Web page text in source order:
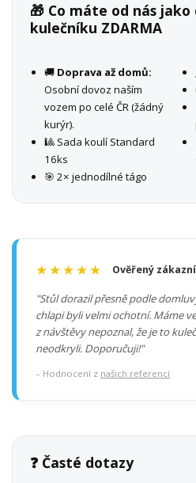
🎁 Co máte od nás
kulečníku ZDARMA
🚚 Doprava až domů:
Osobní dovoz naším
vozem po celé ČR (žádný
kurýr).
🎱 Sada koulí Standard
16ks
🎯 2× jednodílné tágo
★★★★★ Ověřený
"Stůl dorazil přesně podle
chlapi byli velmi ochotní. Máme
z návštěvy nepoznal, že je to
neodkryli. Doporučuji!"
– Hodnocení z našich referencí
❓ Časté dotazy